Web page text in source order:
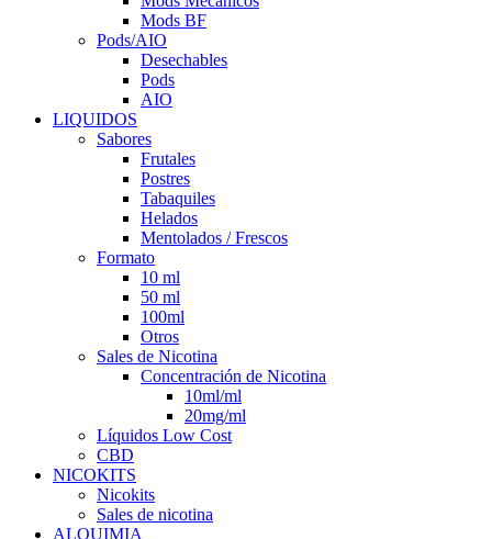
Mods BF
Pods/AIO
Desechables
Pods
AIO
LIQUIDOS
Sabores
Frutales
Postres
Tabaquiles
Helados
Mentolados / Frescos
Formato
10 ml
50 ml
100ml
Otros
Sales de Nicotina
Concentración de Nicotina
10ml/ml
20mg/ml
Líquidos Low Cost
CBD
NICOKITS
Nicokits
Sales de nicotina
ALQUIMIA